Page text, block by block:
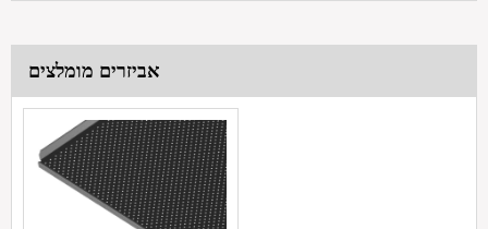
אביזרים מומלצים